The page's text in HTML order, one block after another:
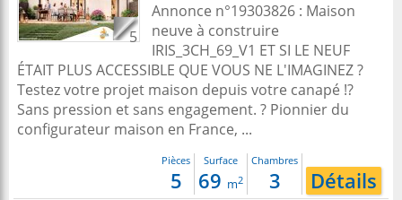
5
Annonce n°19303826 : Maison
neuve à construire
IRIS_3CH_69_V1 ET SI LE NEUF
ÉTAIT PLUS ACCESSIBLE QUE VOUS NE L'IMAGINEZ ?
Testez votre projet maison depuis votre canapé !?
Sans pression et sans engagement. ? Pionnier du
configurateur maison en France, ...
Pièces
5
Surface
69 m2
Chambres
3 Détails